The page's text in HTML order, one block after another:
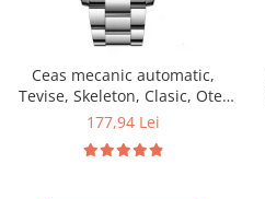
Ceas mecanic automatic,
Tevise, Skeleton, Clasic, Otel
inoxidabil
177,94 Lei